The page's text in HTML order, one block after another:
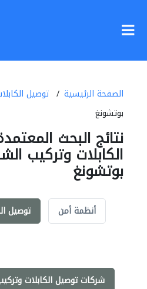
الصفحة الرئيسية
توصيل
بوتشونغ
نتائج البحث
الكابلات وتركيب
بوتشونغ
توصيل أنظمة أمن
شركات توصيل الكابلات